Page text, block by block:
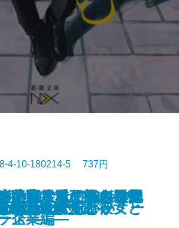
ョコレートグラミー
バース
嘘は大目に―向田邦
の海 第九部―
―蔦屋重三郎、最後
られない
い方なんて知らな
朝焼けに佇む彼女と
4-10-180214-5 737円
乃南アサ短編傑作選
ぬとか父親とか
ぷらんたん
ら死んでもいい
世界にただひとりの
ス―
で帰ります。2―打
企業編―
殺人事件
刑囚の歌
上〕―私の痛みを抱